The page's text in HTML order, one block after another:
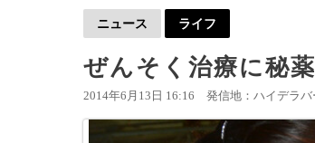
ニュース ライフ
ぜんそく治療に秘
2014年6月13日 16:16 発信地：ハイデラ